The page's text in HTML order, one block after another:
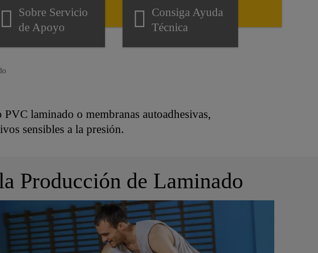
Sobre Servicio
de Apoyo
Consiga Ayuda
Técnica
laminado o membranas autoadhesivas,
sensibles a la presión.
Producción de Laminado